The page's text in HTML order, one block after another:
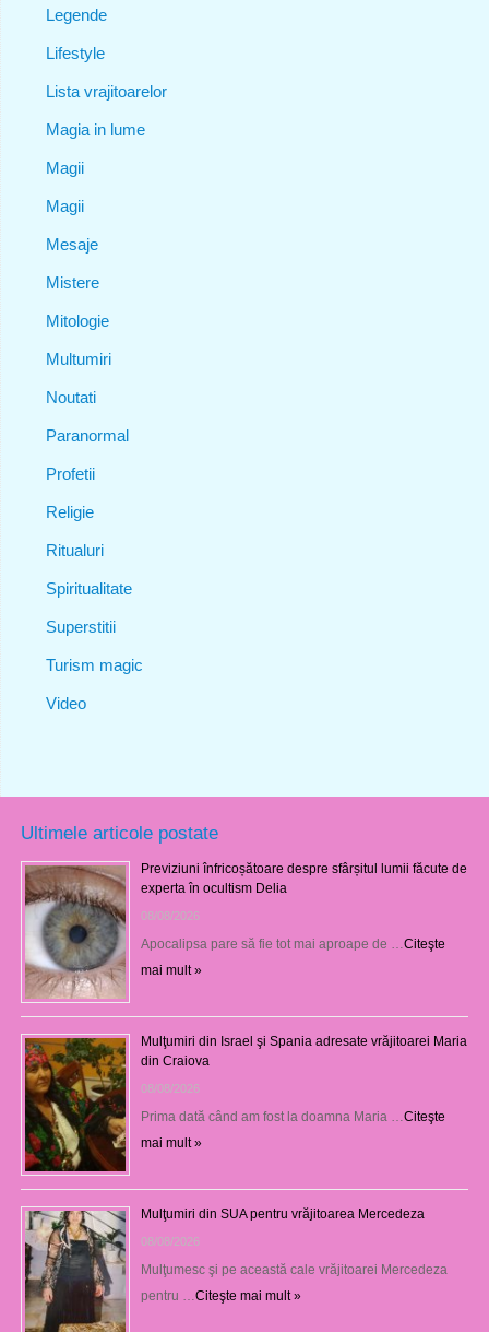
Legende
Lifestyle
Lista vrajitoarelor
Magia in lume
Magii
Magii
Mesaje
Mistere
Mitologie
Multumiri
Noutati
Paranormal
Profetii
Religie
Ritualuri
Spiritualitate
Superstitii
Turism magic
Video
Ultimele articole postate
Previziuni înfricoșătoare despre sfârșitul lumii făcute de
experta în ocultism Delia
08/08/2026
Apocalipsa pare să fie tot mai aproape de … Citeşte
mai mult »
Mulţumiri din Israel şi Spania adresate vrăjitoarei Maria
din Craiova
08/08/2026
Prima dată când am fost la doamna Maria … Citeşte
mai mult »
Mulţumiri din SUA pentru vrăjitoarea Mercedeza
08/08/2026
Mulţumesc şi pe această cale vrăjitoarei Mercedeza
pentru … Citeşte mai mult »